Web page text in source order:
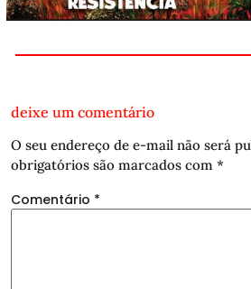
deixe um comentário
O seu endereço de e-mail não será
obrigatórios são marcados com *
Comentário *